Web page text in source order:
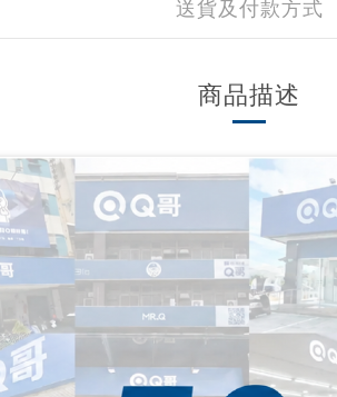
送貨及付款方式
商品描述